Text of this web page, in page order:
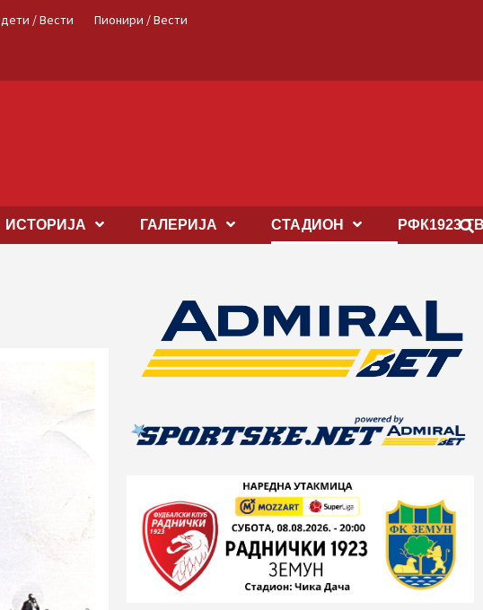
/ Вести Пионири / Вести
ИСТОРИЈА ГАЛЕРИЈА СТАДИОН РФК1923